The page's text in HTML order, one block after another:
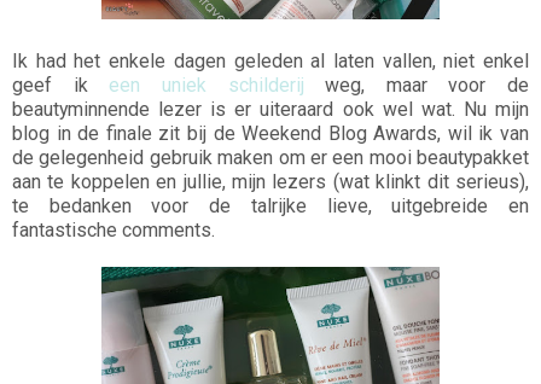
Ik had het enkele dagen geleden al laten vallen, niet enkel
geef ik een uniek schilderij weg, maar voor de
beautyminnende lezer is er uiteraard ook wel wat. Nu mijn
blog in de finale zit bij de Weekend Blog Awards, wil ik van
de gelegenheid gebruik maken om er een mooi beautypakket
aan te koppelen en jullie, mijn lezers (wat klinkt dit serieus),
te bedanken voor de talrijke lieve, uitgebreide en
fantastische comments.